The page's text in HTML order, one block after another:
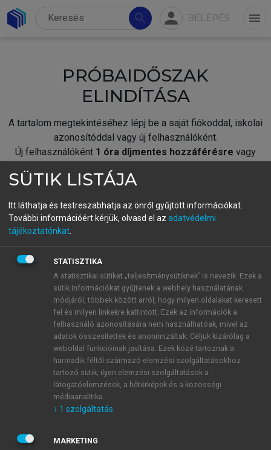
search person BELÉPÉS menu
PRÓBAIDŐSZAK
ELINDÍTÁSA
A tartalom megtekintéséhez lépj be a saját fiókoddal, iskolai
azonosítóddal vagy új felhasználóként.
Új felhasználóként 1 óra díjmentes hozzáférésre vagy
fiókoddal,vagy hozz létre új fiókot.
A regisztráció után apróbaidőszakautomatikusan
BELÉPÉS SAJÁT FIÓKKAL
ÚJ FIÓK LÉTREHOZÁSA
1 óra díjmentes hozzáférés
E-MAIL-CÍM
JELSZÓ
SÜTIK LISTÁJA
Itt láthatja és testreszabhatja az önről gyűjtött információkat.
További információért kérjük, olvasd el az adatvédelmi
tájékoztatónkat
STATISZTIKA
A statisztikai sütiket „teljesítménysütiknek” is nevezik. Ezek a
sütik információkat gyűjtenek a webhely használatának
módjáról, többek között arról, hogy milyen oldalakat keresett
fel és milyen linkekre kattintott. Ezek az információk a
felhasználó azonosítására nem használhatóak, mivel az
adatok összesítettek és anonimizáltak. Céljuk kizárólag a
weboldal funkcióinak javítása. Ezek közé tartoznak a
harmadik féltől származó elemzési szolgáltatásokhoz
tartozó sütik; ilyen elemzési szolgáltatások a
látogatóelemzések, a hőtérképek és a közösségi
médiaanalitika.
↓ 1 szolgáltatás
MARKETING